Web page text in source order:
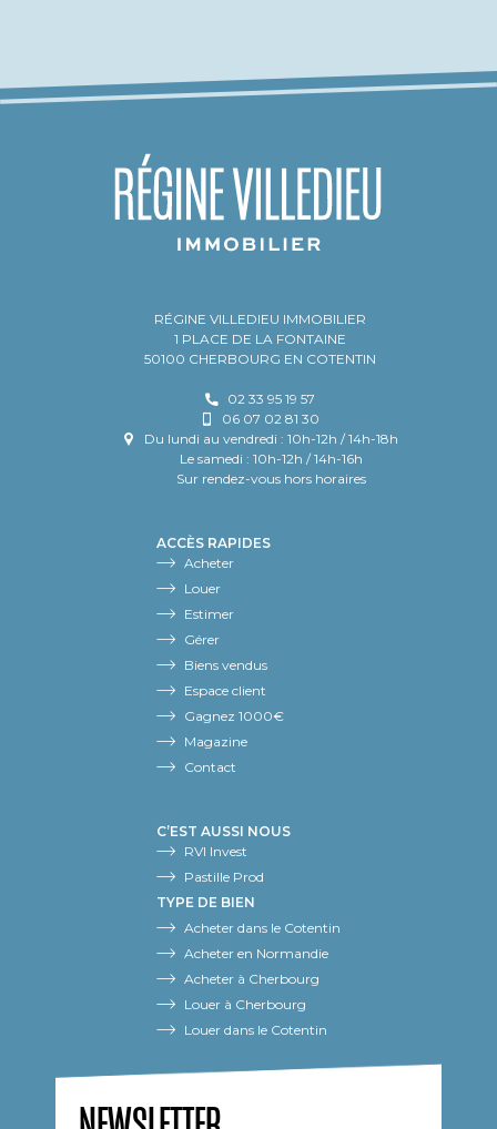
RÉGINE VILLEDIEU IMMOBILIER
1 PLACE DE LA FONTAINE
50100 CHERBOURG EN COTENTIN
02 33 95 19 57
06 07 02 81 30
Du lundi au vendredi : 10h-12h / 14h-18h
Le samedi : 10h-12h / 14h-16h
Sur rendez-vous hors horaires
ACCÈS RAPIDES
Acheter
Louer
Estimer
Gérer
Biens vendus
Espace client
Gagnez 1000€
Magazine
Contact
C’EST AUSSI NOUS
RVI Invest
Pastille Prod
TYPE DE BIEN
Acheter dans le Cotentin
Acheter en Normandie
Acheter à Cherbourg
Louer à Cherbourg
Louer dans le Cotentin